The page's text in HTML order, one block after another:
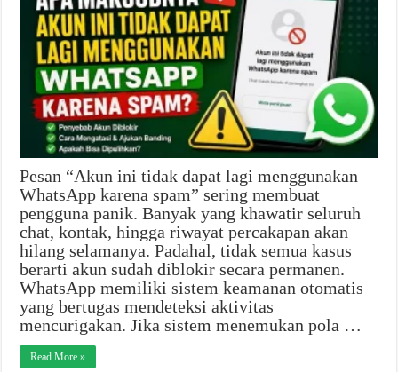
Pesan “Akun ini tidak dapat lagi menggunakan
WhatsApp karena spam” sering membuat
pengguna panik. Banyak yang khawatir seluruh
chat, kontak, hingga riwayat percakapan akan
hilang selamanya. Padahal, tidak semua kasus
berarti akun sudah diblokir secara permanen.
WhatsApp memiliki sistem keamanan otomatis
yang bertugas mendeteksi aktivitas
mencurigakan. Jika sistem menemukan pola …
Read More »